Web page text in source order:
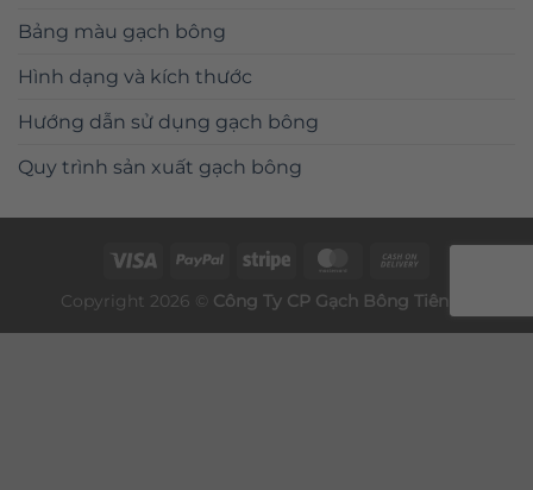
Bảng màu gạch bông
Hình dạng và kích thước
Hướng dẫn sử dụng gạch bông
Quy trình sản xuất gạch bông
Copyright 2026 © Công Ty CP Gạch Bông Tiên Sa